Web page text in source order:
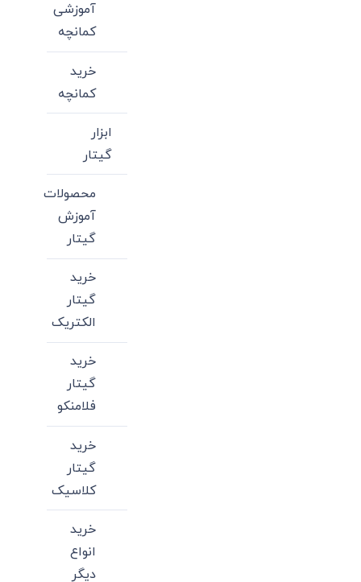
آموزشی
کمانچه
خرید
کمانچه
ابزار
گیتار
محصولات
آموزش
گیتار
خرید
گیتار
الکتریک
خرید
گیتار
فلامنکو
خرید
گیتار
کلاسیک
خرید
انواع
دیگر